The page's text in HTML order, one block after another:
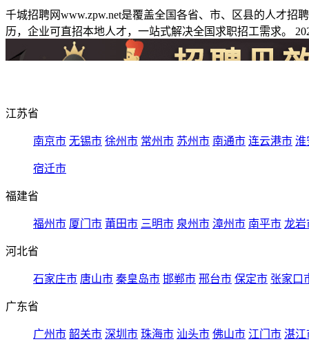
千城招聘网www.zpw.net是覆盖全国各省、市、区县的人才
历，企业可直招本地人才，一站式解决全国求职招工需求。
江苏省
南京市 无锡市 徐州市 常州市 苏州市 南通市 连云港市 淮
宿迁市
福建省
福州市 厦门市 莆田市 三明市 泉州市 漳州市 南平市 龙岩
河北省
石家庄市 唐山市 秦皇岛市 邯郸市 邢台市 保定市 张家口
广东省
广州市 韶关市 深圳市 珠海市 汕头市 佛山市 江门市 湛江